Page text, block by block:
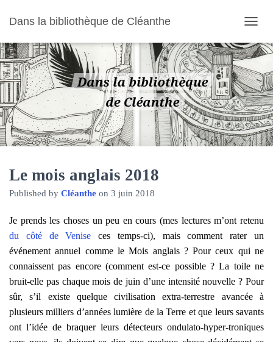
Dans la bibliothèque de Cléanthe
U
V
I
R
/
F
E
R
M
G
I
O
N
Le mois anglais 2018
Published by Cléanthe on 3 juin 2018
Je prends les choses un peu en cours (mes lectures m’ont retenu
du côté de Venise ces temps-ci), mais comment raterun
événement annuel comme le Mois anglais ? Pour ceux qui ne
connaissent pas encore (comment est-ce possible ? La toile ne
bruit-elle pas chaque mois de juin d’une intensité nouvelle ? Pour
sûr, s’il existe quelque civilisation extra-terrestre avancée à
plusieurs milliers d’années lumière de la Terre et que leurs savants
ont l’idée de braquer leurs détecteurs ondulato-hyper-troniques